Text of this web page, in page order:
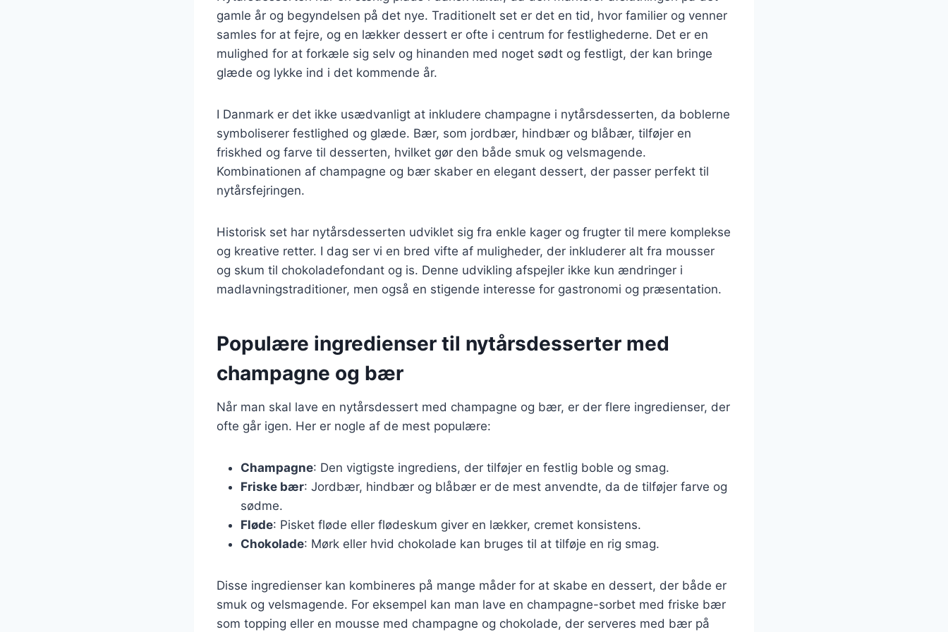
gamle år og begyndelsen på det nye. Traditionelt set er det en tid, hvor familier og venner
samles for at fejre, og en lækker dessert er ofte i centrum for festlighederne. Det er en
mulighed for at forkæle sig selv og hinanden med noget sødt og festligt, der kan bringe
glæde og lykke ind i det kommende år.
I Danmark er det ikke usædvanligt at inkludere champagne i nytårsdesserten, da boblerne
symboliserer festlighed og glæde. Bær, som jordbær, hindbær og blåbær, tilføjer en
friskhed og farve til desserten, hvilket gør den både smuk og velsmagende.
Kombinationen af champagne og bær skaber en elegant dessert, der passer perfekt til
nytårsfejringen.
Historisk set har nytårsdesserten udviklet sig fra enkle kager og frugter til mere komplekse
og kreative retter. I dag ser vi en bred vifte af muligheder, der inkluderer alt fra mousser
og skum til chokoladefondant og is. Denne udvikling afspejler ikke kun ændringer i
madlavningstraditioner, men også en stigende interesse for gastronomi og præsentation.
Populære ingredienser til nytårsdesserter med
champagne og bær
Når man skal lave en nytårsdessert med champagne og bær, er der flere ingredienser, der
ofte går igen. Her er nogle af de mest populære:
Champagne: Den vigtigste ingrediens, der tilføjer en festlig boble og smag.
Friske bær: Jordbær, hindbær og blåbær er de mest anvendte, da de tilføjer farve og
sødme.
Fløde: Pisket fløde eller flødeskum giver en lækker, cremet konsistens.
Chokolade: Mørk eller hvid chokolade kan bruges til at tilføje en rig smag.
Disse ingredienser kan kombineres på mange måder for at skabe en dessert, der både er
smuk og velsmagende. For eksempel kan man lave en champagne-sorbet med friske bær
som topping eller en mousse med champagne og chokolade, der serveres med bær på